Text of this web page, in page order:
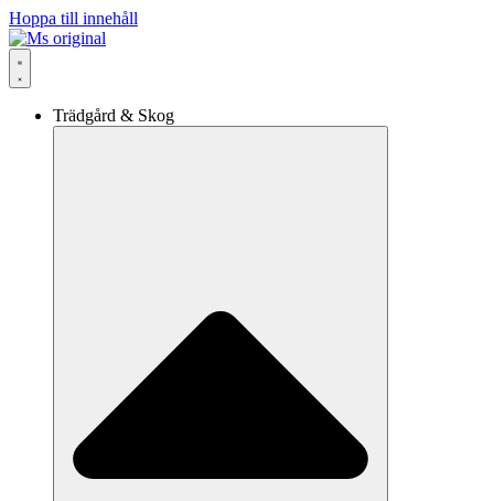
Hoppa till innehåll
Trädgård & Skog